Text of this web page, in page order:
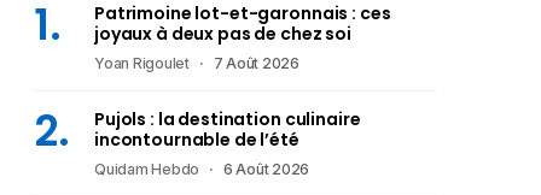
Patrimoine lot-et-garonnais : ces
joyaux à deux pas de chez soi
Yoan Rigoulet 7 Août 2026
Pujols : la destination culinaire
incontournable de l’été
Quidam Hebdo 6 Août 2026